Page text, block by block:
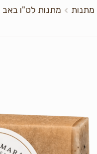
מתנות מתנות לט"ו באב